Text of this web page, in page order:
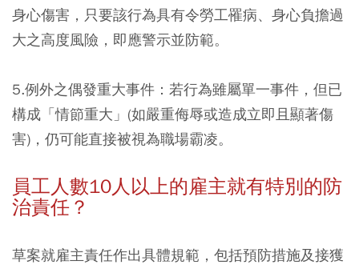
身心傷害，只要該行為具有令勞工罹病、身心負擔過
大之高度風險，即應警示並防範。
5.例外之偶發重大事件： 若行為雖屬單一事件，但已
構成「情節重大」(如嚴重侮辱或造成立即且顯著傷
害)，仍可能直接被視為職場霸凌。
員工人數10人以上的雇主就有特別的防
治責任？
草案就雇主責任作出具體規範，包括預防措施及接獲